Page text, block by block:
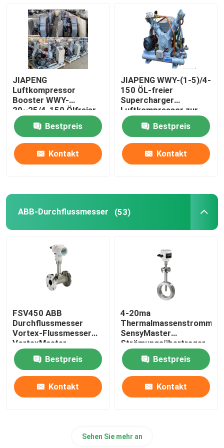
Psa-Stickstoff-Generator
Luftkompressor-Booster
ABB-Durchflussmesser
ABB-Drucktransmitter
ABB-Level-Sender
System zur Kalibrierung des Flüssigkeitsflusses
Automation Roboterarm
Digitale Positionierer
JIAPENG
Luftkompressor
Booster WWY-
20~25/4-150 Ölfreier
Ladegerät zur
Sauerstofffüllung
Bestpreis
Kontakt
JIAPENG WWY-(1-5)/4-
150 ÖL-freier
Supercharger
Luftkompressor zur
Sauerstofffüllung
Bestpreis
Kontakt
ABB-Durchflussmesser (53)
FSV450 ABB
Durchflussmesser
Vortex-Flussmesser
VortexMaster
Bestpreis
Kontakt
4-20ma
SensyMaster
Strömungsübertrager
Vortex FMT200
Bestpreis
Kontakt
Sehen Sie mehr an